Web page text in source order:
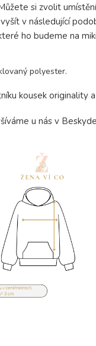
si zvolit
v následující
ho budeme na
polyester.
kousek originality
u nás v